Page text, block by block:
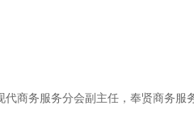
商务服务分会副主任，奉贤商务服